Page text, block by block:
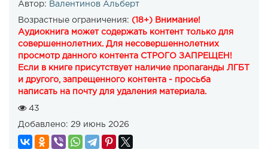
Автор: Валентинов Альберт
Возрастные ограничения: (18+) Внимание!
Аудиокнига может содержать контент только для
совершеннолетних. Для несовершеннолетних
просмотр данного контента СТРОГО ЗАПРЕЩЕН!
Если в книге присутствует наличие пропаганды ЛГБТ
и другого, запрещенного контента - просьба
написать на почту для удаления материала.
43
Добавлено: 29 июнь 2026